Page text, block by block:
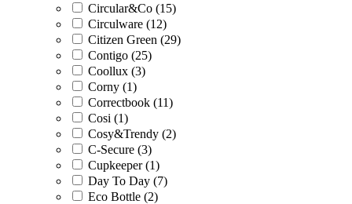
Circular&Co (15)
Circulware (12)
Citizen Green (29)
Contigo (25)
Coollux (3)
Corny (1)
Correctbook (11)
Cosi (1)
Cosy&Trendy (2)
C-Secure (3)
Cupkeeper (1)
Day To Day (7)
Eco Bottle (2)